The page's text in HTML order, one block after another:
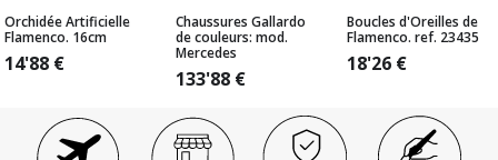
Orchidée Artificielle
Flamenco. 16cm
14'88 €
Chaussures Gallardo
de couleurs: mod.
Mercedes
133'88 €
Boucles d'Oreilles de
Flamenco. ref. 23435
18'26 €